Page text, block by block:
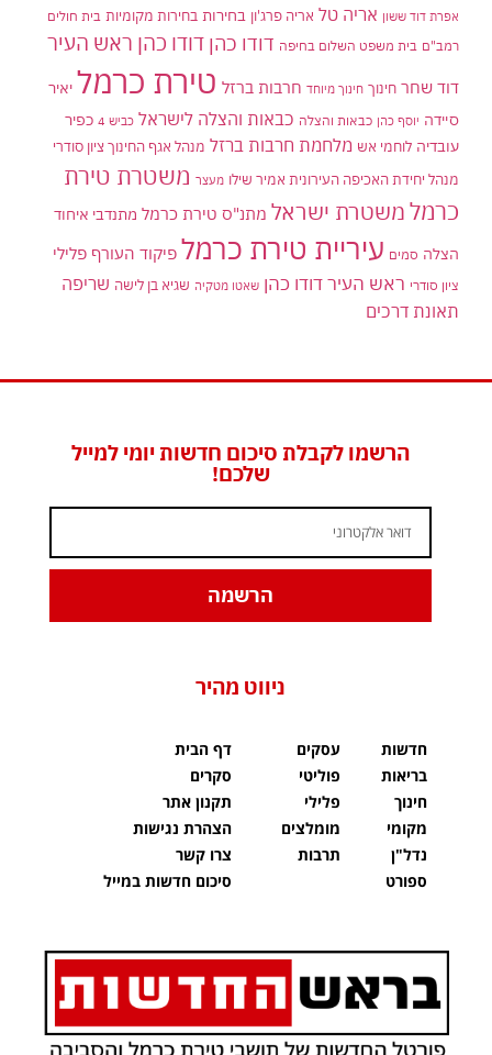
אפרת דוד ששון אריה טל אריה פרג'ון בחירות בחירות מקומיות בית חולים
רמב"ם בית משפט השלום בחיפה דודו כהן דודו כהן ראש העיר
דוד שחר חינוך חינוך מיוחד חרבות ברזל טירת כרמל יאיר
סיידה יוסף כהן כבאות והצלה כבאות והצלה לישראל כביש 4
כפיר
עובדיה לוחמי אש מלחמת חרבות ברזל מנהל אגף החינוך ציון סודרי
מנהל יחידת האכיפה העירונית אמיר שילו מעצר משטרת טירת
כרמלמשטרת ישראל מתנ"ס טירת כרמל מתנדבי איחוד
הצלה סמים עיריית טירת כרמל פיקוד העורף פלילי
ציון סודרי ראש העיר דודו כהן שאטו מטקיה שגיא בן לישה שריפה
תאונת דרכים
הרשמו לקבלת סיכום חדשות יומי למייל
שלכם!
הרשמה
ניווט מהיר
חדשות
בריאות
חינוך
מקומי
נדל"ן
ספורט
עסקים
פוליטי
פלילי
מומלצים
תרבות
דף הבית
סקרים
תקנון אתר
הצהרת נגישות
צרו קשר
סיכום חדשות במייל